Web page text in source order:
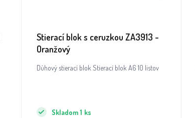
Stierací blok s ceruzkou ZA3913 -
Oranžový
Dúhový stierací blok Stierací blok A6 10 listov
Skladom 1 ks